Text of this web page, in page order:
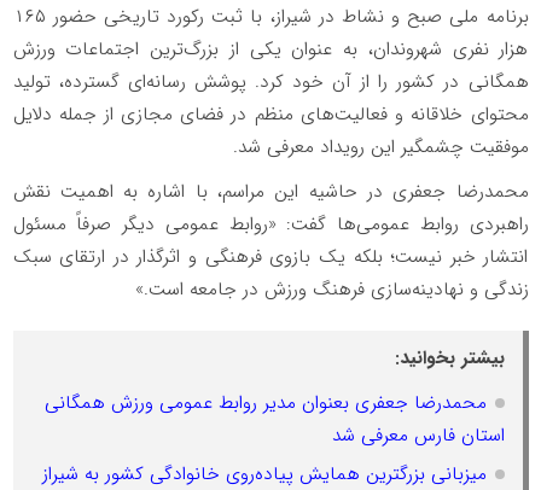
برنامه ملی صبح و نشاط در شیراز، با ثبت رکورد تاریخی حضور ۱۶۵
هزار نفری شهروندان، به عنوان یکی از بزرگ‌ترین اجتماعات ورزش
همگانی در کشور را از آن خود کرد. پوشش رسانه‌ای گسترده، تولید
محتوای خلاقانه و فعالیت‌های منظم در فضای مجازی از جمله دلایل
موفقیت چشمگیر این رویداد معرفی شد.
محمدرضا جعفری در حاشیه این مراسم، با اشاره به اهمیت نقش
راهبردی روابط عمومی‌ها گفت: «روابط عمومی دیگر صرفاً مسئول
انتشار خبر نیست؛ بلکه یک بازوی فرهنگی و اثرگذار در ارتقای سبک
زندگی و نهادینه‌سازی فرهنگ ورزش در جامعه است.»
بیشتر بخوانید:
محمدرضا جعفری بعنوان مدیر روابط عمومی ورزش همگانی
استان فارس معرفی شد
میزبانی بزرگترین همایش پیاده‌روی خانوادگی کشور به شیراز